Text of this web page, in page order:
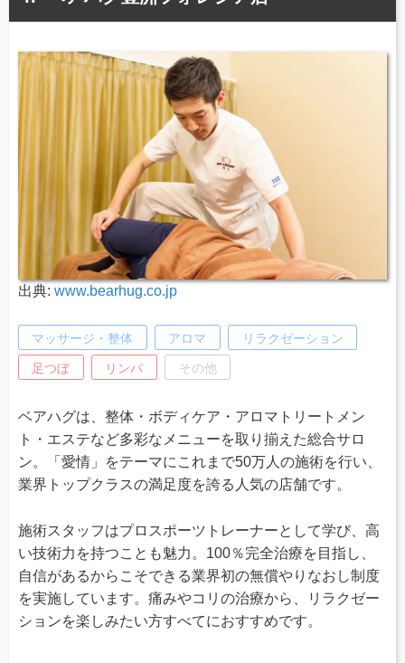
出典: www.bearhug.co.jp
マッサージ・整体 アロマ リラクゼーション
足つぼ リンパ その他
ベアハグは、整体・ボディケア・アロマトリートメン
ト・エステなど多彩なメニューを取り揃えた総合サロ
ン。「愛情」をテーマにこれまで50万人の施術を行い、
業界トップクラスの満足度を誇る人気の店舗です。
施術スタッフはプロスポーツトレーナーとして学び、高
い技術力を持つことも魅力。100％完全治療を目指し、
自信があるからこそできる業界初の無償やりなおし制度
を実施しています。痛みやコリの治療から、リラクゼー
ションを楽しみたい方すべてにおすすめです。